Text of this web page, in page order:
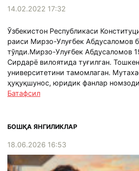
14.02.2022 17:32
Ўзбекистон Республикаси
раиси Мирзо-Улуғбек Абдусаломов
тўлди.Мирзо-Улуғбек Абдусаломов
Сирдарё вилоятида туғилган.
университетини тамомлаган.
ҳуқуқшунос, юридик фанлар
Батафсил
БОШҚА ЯНГИЛИКЛАР
18.06.2026 16:53